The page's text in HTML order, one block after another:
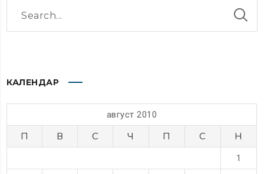
КАЛЕНДАР
август 2010
П В С Ч П С Н
1